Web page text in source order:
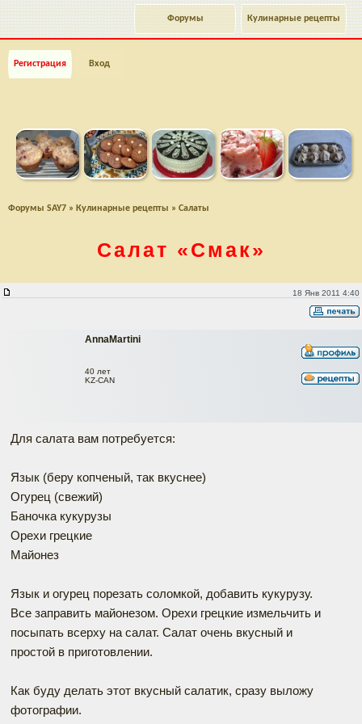
Кулинарные рецепты
Форумы
Регистрация Вход
Форумы SAY7 » Кулинарные рецепты » Салаты
Салат «Смак»
18 Янв 2011 4:40
AnnaMartini
40 лет
KZ-CAN
Для салата вам потребуется:
Язык (беру копченый, так вкуснее)
Огурец (свежий)
Баночка кукурузы
Орехи грецкие
Майонез
Язык и огурец порезать соломкой, добавить кукурузу.
Все заправить майонезом. Орехи грецкие измельчить и
посыпать всерху на салат. Салат очень вкусный и
простой в приготовлении.
Как буду делать этот вкусный салатик, сразу выложу
фотографии.